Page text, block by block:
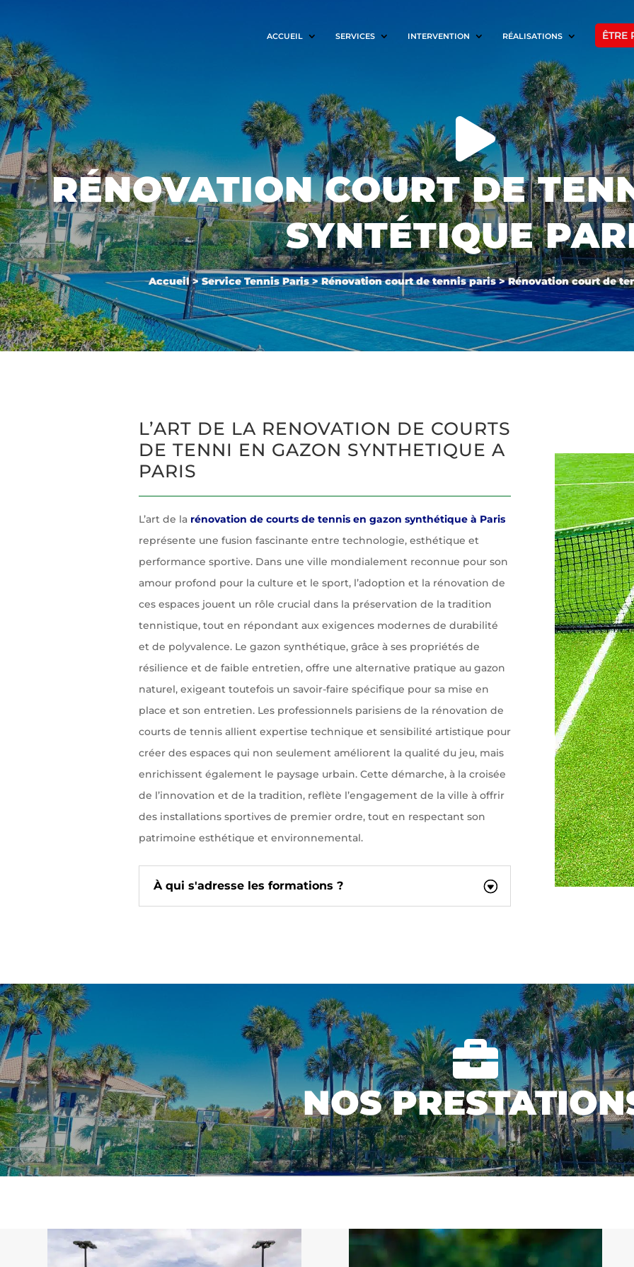
ACCUEIL SERVICES INTERVENTION RÉALISATIONS ÊTRE

RÉNOVATION COURT DE
SYNTÉTIQUE
Accueil > Service Tennis Paris > Rénovation court de tennis paris > Rénovation court de
L’ART DE LA RENOVATION DE COURTS
DE TENNI EN GAZON SYNTHETIQUE A
PARIS
L’art de la rénovation de courts de tennis en gazon synthétique à Paris
représente une fusion fascinante entre technologie, esthétique et
performance sportive. Dans une ville mondialement reconnue pour son
amour profond pour la culture et le sport, l’adoption et la rénovation de
ces espaces jouent un rôle crucial dans la préservation de la tradition
tennistique, tout en répondant aux exigences modernes de durabilité
et de polyvalence. Le gazon synthétique, grâce à ses propriétés de
résilience et de faible entretien, offre une alternative pratique au gazon
naturel, exigeant toutefois un savoir-faire spécifique pour sa mise en
place et son entretien. Les professionnels parisiens de la rénovation de
courts de tennis allient expertise technique et sensibilité artistique pour
créer des espaces qui non seulement améliorent la qualité du jeu, mais
enrichissent également le paysage urbain. Cette démarche, à la croisée
de l’innovation et de la tradition, reflète l’engagement de la ville à offrir
des installations sportives de premier ordre, tout en respectant son
patrimoine esthétique et environnemental.
À qui s'adresse les formations ?

NOS